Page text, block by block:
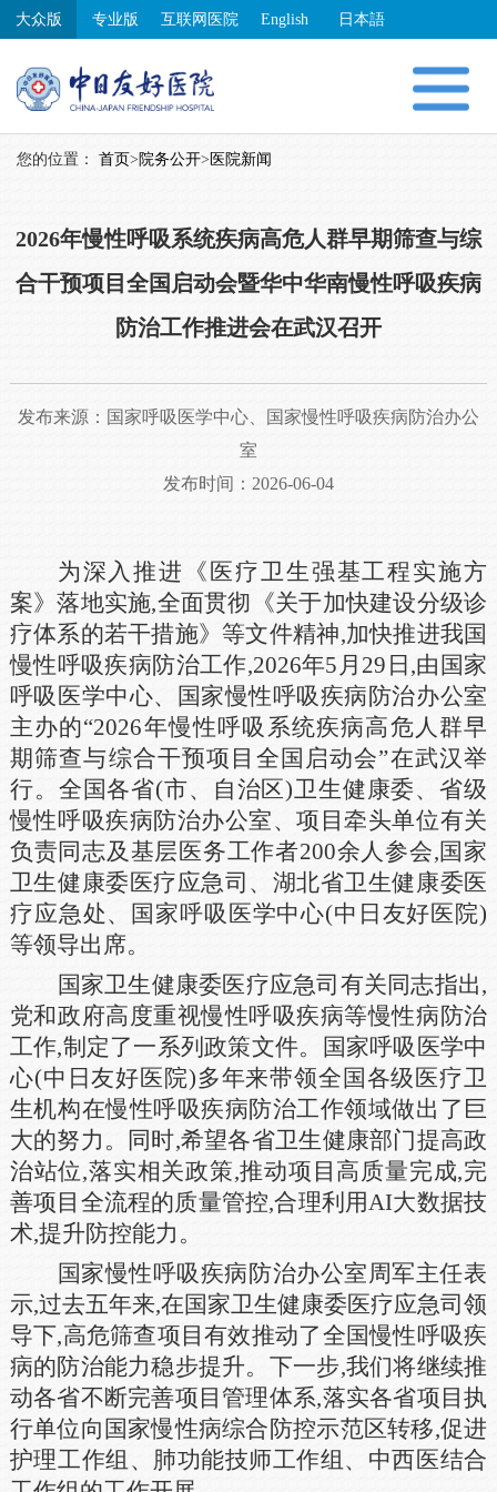
大众版 专业版 互联网医院 English 日本語
您的位置： 首页> 院务公开> 医院新闻
2026年慢性呼吸系统疾病高危人群早期筛查与综
合干预项目全国启动会暨华中华南慢性呼吸疾病
防治工作推进会在武汉召开
发布来源： 国家呼吸医学中心、国家慢性呼吸疾病防治办公
室
发布时间：2026-06-04
为深入推进《医疗卫生强基工程实施方
案》落地实施,全面贯彻《关于加快建设分级诊
疗体系的若干措施》等文件精神,加快推进我国
慢性呼吸疾病防治工作,2026年5月29日,由国家
呼吸医学中心、国家慢性呼吸疾病防治办公室
主办的“2026年慢性呼吸系统疾病高危人群早
期筛查与综合干预项目全国启动会”在武汉举
行。全国各省(市、自治区)卫生健康委、省级
慢性呼吸疾病防治办公室、项目牵头单位有关
负责同志及基层医务工作者200余人参会,国家
卫生健康委医疗应急司、湖北省卫生健康委医
疗应急处、国家呼吸医学中心(中日友好医院)
等领导出席。
国家卫生健康委医疗应急司有关同志指出,
党和政府高度重视慢性呼吸疾病等慢性病防治
工作,制定了一系列政策文件。国家呼吸医学中
心(中日友好医院)多年来带领全国各级医疗卫
生机构在慢性呼吸疾病防治工作领域做出了巨
大的努力。同时,希望各省卫生健康部门提高政
治站位,落实相关政策,推动项目高质量完成,完
善项目全流程的质量管控,合理利用AI大数据技
术,提升防控能力。
国家慢性呼吸疾病防治办公室周军主任表
示,过去五年来,在国家卫生健康委医疗应急司领
导下,高危筛查项目有效推动了全国慢性呼吸疾
病的防治能力稳步提升。下一步,我们将继续推
动各省不断完善项目管理体系,落实各省项目执
行单位向国家慢性病综合防控示范区转移,促进
护理工作组、肺功能技师工作组、中西医结合